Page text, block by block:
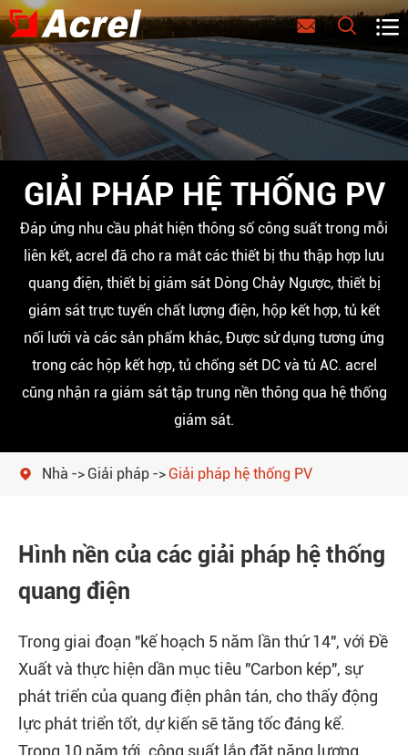
  
GIẢI PHÁP HỆ THỐNG PV
Đáp ứng nhu cầu phát hiện thông số công suất trong mỗi
liên kết, acrel đã cho ra mắt các thiết bị thu thập hợp lưu
quang điện, thiết bị giám sát Dòng Chảy Ngược, thiết bị
giám sát trực tuyến chất lượng điện, hộp kết hợp, tủ kết
nối lưới và các sản phẩm khác, Được sử dụng tương ứng
trong các hộp kết hợp, tủ chống sét DC và tủ AC. acrel
cũng nhận ra giám sát tập trung nền thông qua hệ thống
giám sát.
 Nhà Giải pháp Giải pháp hệ thống PV
Hình nền của các giải pháp hệ thống
quang điện
Trong giai đoạn "kế hoạch 5 năm lần thứ 14", với Đề
Xuất và thực hiện dần mục tiêu "Carbon kép", sự
phát triển của quang điện phân tán, cho thấy động
lực phát triển tốt, dự kiến sẽ tăng tốc đáng kể.
Trong 10 năm tới, công suất lắp đặt năng lượng